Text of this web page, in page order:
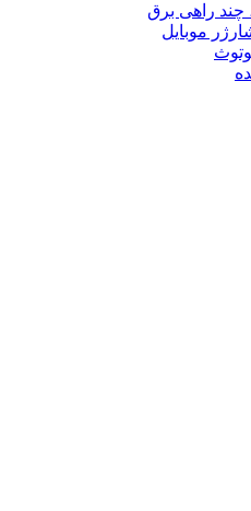
چند راهی برق
شارژر موبایل